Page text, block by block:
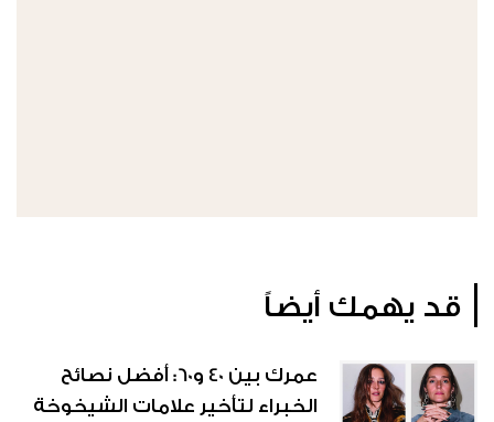
قد يهمك أيضاً
عمرك بين 40 و60: أفضل نصائح
الخبراء لتأخير علامات الشيخوخة